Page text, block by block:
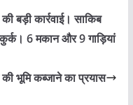
बड़ी कार्रवाई। साकिब
6 मकान और 9 गाड़ियां
भूमि कब्जाने का प्रयास